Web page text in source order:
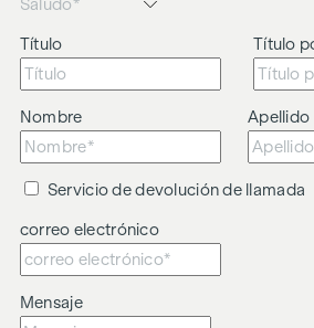
Título Título
Nombre Apellido
Servicio de devolución de llamada
correo electrónico
Mensaje